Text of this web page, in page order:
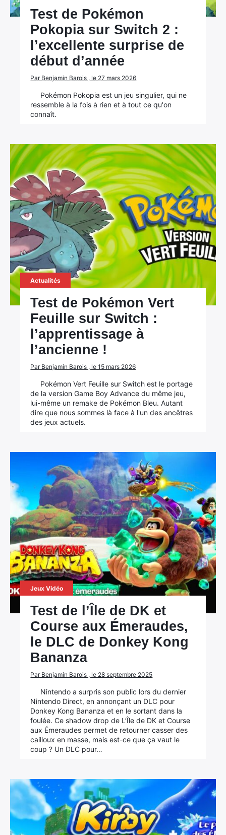
Test de Pokémon
Pokopia sur Switch 2 :
l’excellente surprise de
début d’année
Par Benjamin Barois , le 27 mars 2026
Pokémon Pokopia est un jeu singulier, qui ne
ressemble à la fois à rien et à tout ce qu'on
connaît.
Actualités
Test de Pokémon Vert
Feuille sur Switch :
l’apprentissage à
l’ancienne !
Par Benjamin Barois , le 15 mars 2026
Pokémon Vert Feuille sur Switch est le portage
de la version Game Boy Advance du même jeu,
lui-même un remake de Pokémon Bleu. Autant
dire que nous sommes là face à l'un des ancêtres
des jeux actuels.
Jeux Vidéo
Test de l’Île de DK et
Course aux Émeraudes,
le DLC de Donkey Kong
Bananza
Par Benjamin Barois , le 28 septembre 2025
Nintendo a surpris son public lors du dernier
Nintendo Direct, en annonçant un DLC pour
Donkey Kong Bananza et en le sortant dans la
foulée. Ce shadow drop de L’Île de DK et Course
aux Émeraudes permet de retourner casser des
cailloux en masse, mais est-ce que ça vaut le
coup ? Un DLC pour…